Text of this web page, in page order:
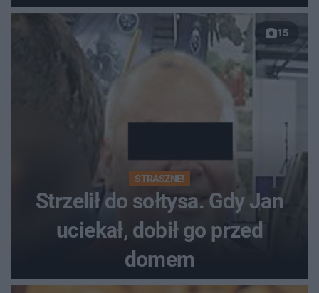
15
STRASZNE!
Strzelił do sołtysa. Gdy Jan
uciekał, dobił go przed
domem